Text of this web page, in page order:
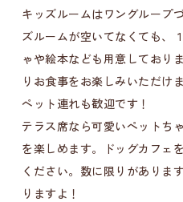
キッズルームはワングループ
ズルームが空いてなくても、
ゃや絵本なども用意しており
りお食事をお楽しみいただけま
ペット連れも歓迎です！
テラス席なら可愛いペットち
を楽しめます。ドッグカフェ
ください。数に限りがありま
りますよ！